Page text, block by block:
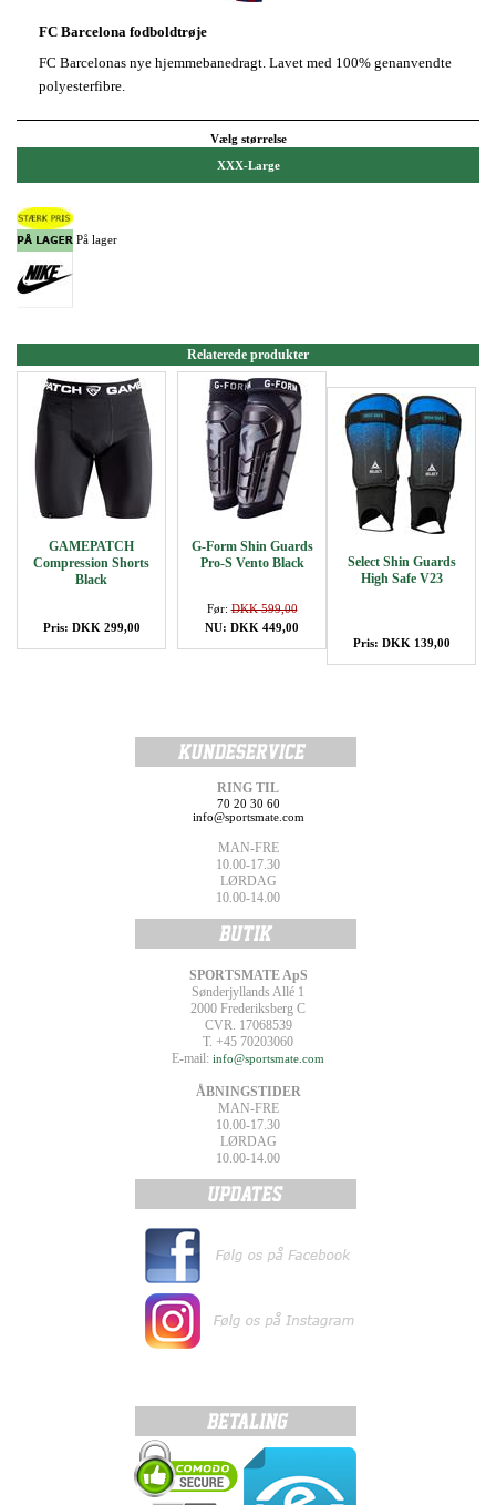
FC Barcelona fodboldtrøje
FC Barcelonas nye hjemmebanedragt. Lavet med 100% genanvendte
polyesterfibre.
Vælg størrelse
XXX-Large
På lager
Relaterede produkter
GAMEPATCH
Compression Shorts
Black
Pris: DKK 299,00
G-Form Shin Guards
Pro-S Vento Black
Før:DKK 599,00
NU: DKK 449,00
Select Shin Guards
High Safe V23
Pris: DKK 139,00
RING TIL
70 20 30 60
info@sportsmate.com
MAN-FRE
10.00-17.30
LØRDAG
10.00-14.00
SPORTSMATE ApS
Sønderjyllands Allé 1
2000 Frederiksberg C
CVR. 17068539
T. +45 70203060
E-mail: info@sportsmate.com
ÅBNINGSTIDER
MAN-FRE
10.00-17.30
LØRDAG
10.00-14.00